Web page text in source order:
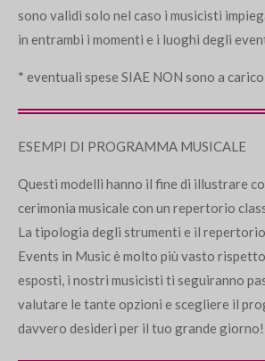
sono validi solo nel caso i musicisti
in entrambi i momenti e i luoghi degli
* eventuali spese SIAE NON sono a
ESEMPI DI PROGRAMMA MUSICALE
Questi modelli hanno il fine di illustrare
cerimonia musicale con un repertorio
La tipologia degli strumenti e il
Events in Music è molto più vasto
esposti, i nostri musicisti ti seguiranno
valutare le tante opzioni e scegliere il
davvero desideri per il tuo grande giorno!